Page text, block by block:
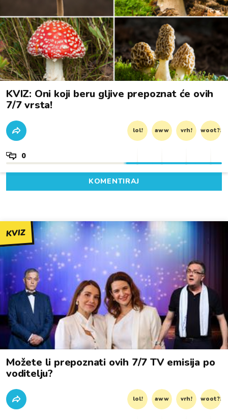
KVIZ: Oni koji beru gljive prepoznat će ovih
7/7 vrsta!
lol! aww vrh! woot?!
0
KOMENTIRAJ
KVIZ
Možete li prepoznati ovih 7/7 TV emisija po
voditelju?
lol! aww vrh! woot?!